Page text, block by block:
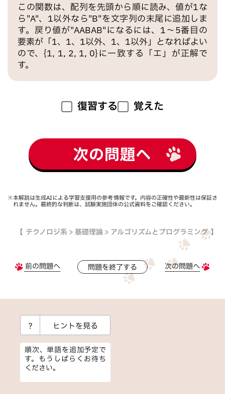
この関数は、配列を先頭から順に読み、値が1な
ら"A"、1以外なら"B"を文字列の末尾に追加しま
す。戻り値が"AABAB"になるには、1～5番目の
要素が「1、1、1以外、1、1以外」となればよい
ので、{1, 1, 2, 1, 0}に一致する「エ」が正解で
す。
復習する 覚えた
次の問題へ
※本解説は生成AIによる学習支援用の参考情報です。内容の正確性や最新性は保証さ
れません。最終的な判断は、試験実施団体の公式資料をご確認ください。
テクノロジ系 > 基礎理論 > アルゴリズムとプログラミング
前の問題へ 問題を終了する 次の問題へ
？ ヒントを見る
順次、単語を追加予定で
す。もうしばらくお待ち
ください。